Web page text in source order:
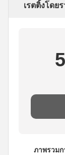
เรตติ้งโดย
ภาพรวมก